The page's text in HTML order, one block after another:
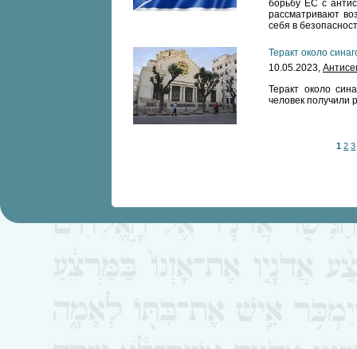
борьбу ЕС с
рассматривают
себя в
Теракт около
10.05.2023,
Теракт около
человек получили
1 2 3